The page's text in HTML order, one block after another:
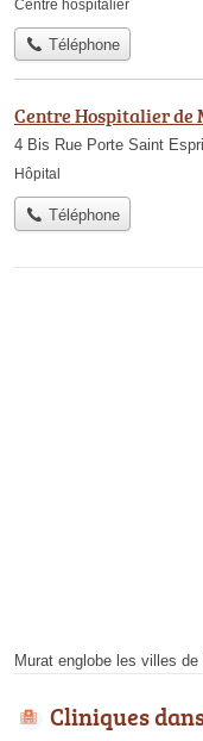
Centre hospitalier
Téléphone
Centre Hospitalier de
4 Bis Rue Porte Saint
Hôpital
Téléphone
Murat englobe les villes
Cliniques